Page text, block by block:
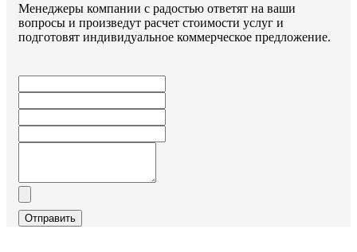
Менеджеры компании с радостью ответят на ваши
вопросы и произведут расчет стоимости услуг и
подготовят индивидуальное коммерческое предложение.
Отправить